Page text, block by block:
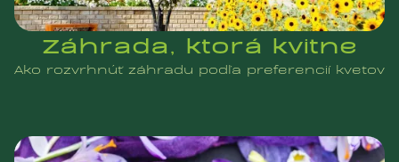
Záhrada, ktorá kvitne
Ako rozvrhnúť záhradu podľa preferencií kvetov